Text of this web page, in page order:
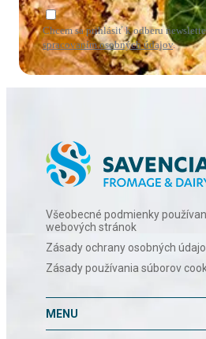
Chcem sa prihlásiť k odberu
spracovaním osobných údajov.
Všeobecné podmienky
webových stránok
Zásady ochrany osobných
Zásady používania súborov
MENU